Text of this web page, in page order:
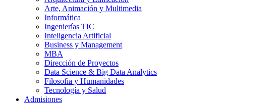
Arte, Animación y Multimedia
Informática
Ingenierías TIC
Inteligencia Artificial
Business y Management
MBA
Dirección de Proyectos
Data Science & Big Data Analytics
Filosofía y Humanidades
Tecnología y Salud
Admisiones